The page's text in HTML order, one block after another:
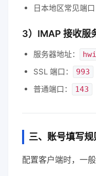
日本地区常见端口
3）IMAP 接收服
服务器地址：
SSL 端口： 993
普通端口： 143
三、账号填写规
配置客户端时，一般